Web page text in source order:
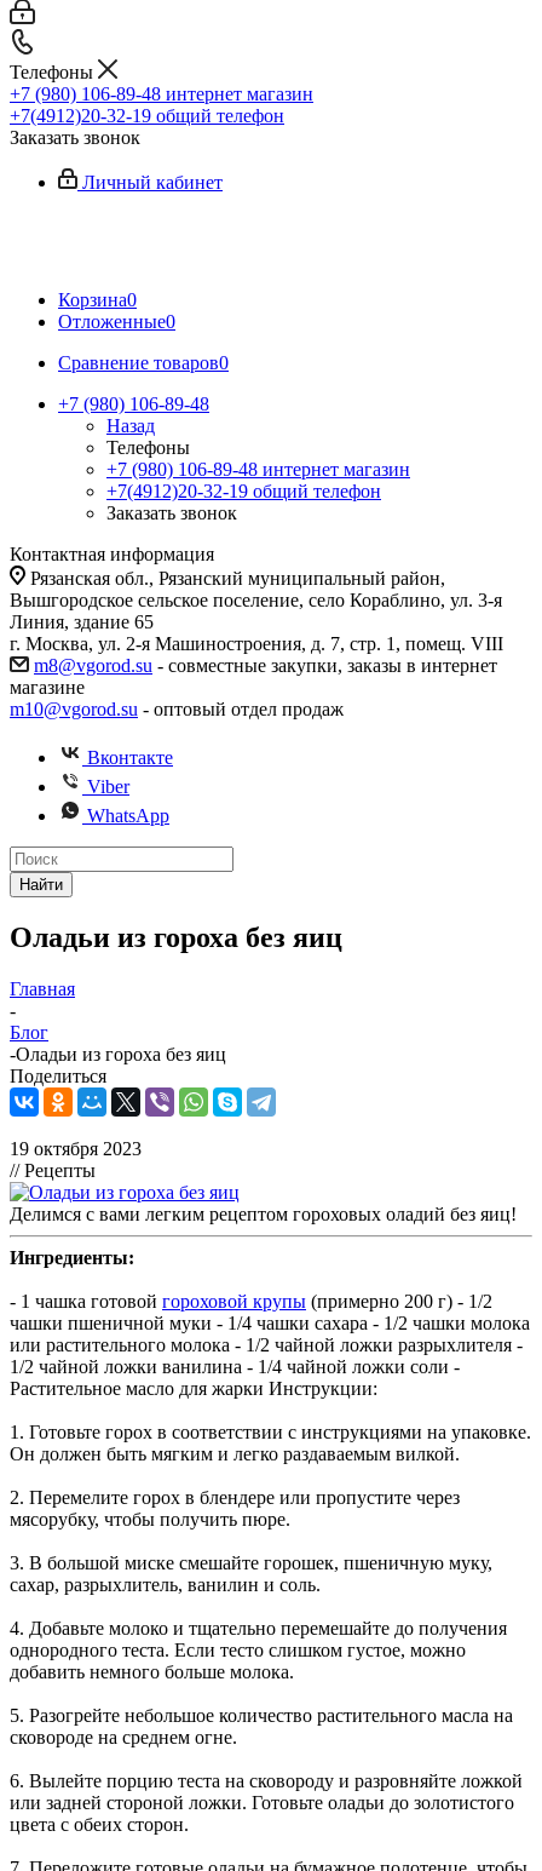
Телефоны
+7 (980) 106-89-48 интернет магазин
+7(4912)20-32-19 общий телефон
Заказать звонок
Личный кабинет
Корзина0
Отложенные0
Сравнение товаров0
+7 (980) 106-89-48
Назад
Телефоны
+7 (980) 106-89-48 интернет магазин
+7(4912)20-32-19 общий телефон
Заказать звонок
Контактная информация
Рязанская обл., Рязанский муниципальный район,
Вышгородское сельское поселение, село Кораблино, ул. 3-я
Линия, здание 65
г. Москва, ул. 2-я Машиностроения, д. 7, стр. 1, помещ. VIII
m8@vgorod.su - совместные закупки, заказы в интернет
магазине
m10@vgorod.su - оптовый отдел продаж
Вконтакте
Viber
WhatsApp
Найти
Оладьи из гороха без яиц
Главная
-
Блог
-Оладьи из гороха без яиц
Поделиться
19 октября 2023
// Рецепты
Делимся с вами легким рецептом гороховых оладий без яиц!
Ингредиенты:
- 1 чашка готовой гороховой крупы (примерно 200 г) - 1/2
чашки пшеничной муки - 1/4 чашки сахара - 1/2 чашки молока
или растительного молока - 1/2 чайной ложки разрыхлителя -
1/2 чайной ложки ванилина - 1/4 чайной ложки соли -
Растительное масло для жарки Инструкции:
1. Готовьте горох в соответствии с инструкциями на упаковке.
Он должен быть мягким и легко раздаваемым вилкой.
2. Перемелите горох в блендере или пропустите через
мясорубку, чтобы получить пюре.
3. В большой миске смешайте горошек, пшеничную муку,
сахар, разрыхлитель, ванилин и соль.
4. Добавьте молоко и тщательно перемешайте до получения
однородного теста. Если тесто слишком густое, можно
добавить немного больше молока.
5. Разогрейте небольшое количество растительного масла на
сковороде на среднем огне.
6. Вылейте порцию теста на сковороду и разровняйте ложкой
или задней стороной ложки. Готовьте оладьи до золотистого
цвета с обеих сторон.